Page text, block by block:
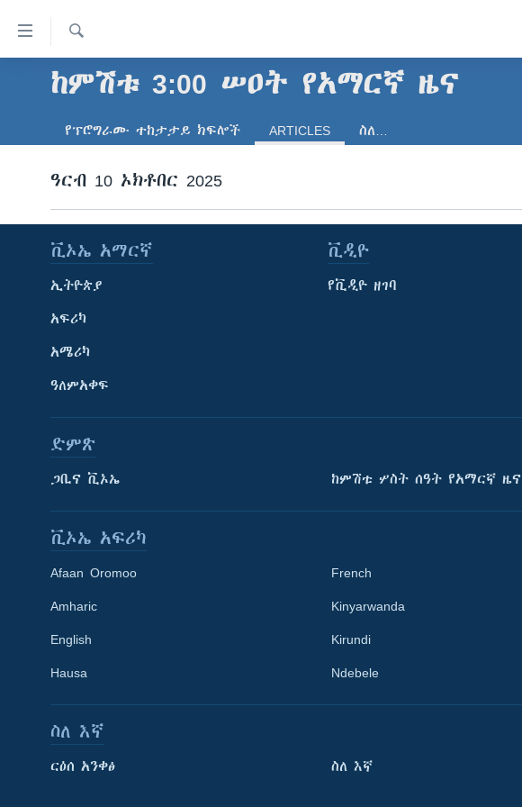
የመሥሪያ
ማገናኛዎች
ይዘት
አፍሪካ
ዓለምአቀፍ
አሜሪካ
መካከለኛው ምሥራቅ
ጋቢና ቪኦኤ
ከምሽቱ ሦስት ሰዓት የአማርኛ ዜና
ቪዲዮ
የፎቶ መድብሎች
ክምችት
ፈልግ
ከምሽቱ 3:00 ሠዐት የአማርኛ ዜና
የፕሮግራሙ ተከታታይ ክፍሎች ARTICLES ስለ…
ዓርብ 10 ኦክቶበር 2025
ቪኦኤ አማርኛ
ኢትዮጵያ
አፍሪካ
አሜሪካ
ዓለምአቀፍ
ቪዲዮ
የቪዲዮ ዘገባ
ድምጽ
ጋቢና ቪኦኤ ከምሽቱ ሦስት ሰዓት የአማርኛ ዜና
ቪኦኤ አፍሪካ
Afaan Oromoo
Amharic
English
Hausa
French
Kinyarwanda
Kirundi
Ndebele
ስለ እኛ
ርዕሰ አንቀፅ ስለ እኛ